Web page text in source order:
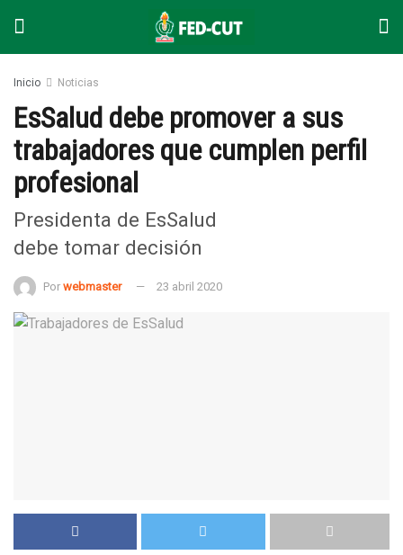
Inicio Noticias
EsSalud debe promover a sus
trabajadores que cumplen perfil
profesional
Presidenta de EsSalud
debe tomar decisión
Por webmaster 23 abril 2020